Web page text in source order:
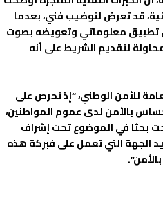
قد تعرض لتوضيب فني، بعدما
تطبيق معلوماتي وتعويضه بصوت
لتقديم الشريط على أنه
للأمن الوطني، “إذ تحرص على
بالأمن لدى عموم المواطنين،
بحثا في الموضوع تحت إشراف
الجهة التي تعمل على فبركة هذه